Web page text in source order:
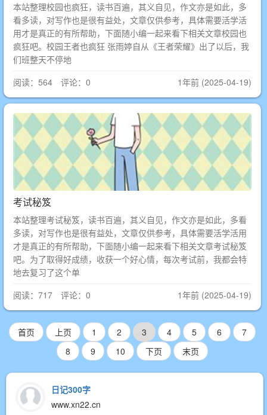
本站整理校园也疯狂，读书百遍，其义自见，作文亦是如此，多
看多读，对写作也是很有益处，文章仅供参考，具体需要活学活
用才是真正的有所帮助，下面随小编一起来看下相关文章校园也
疯狂吧。校园王者也疯狂 张雨婷自从《王者荣耀》出了以后，我
们班整天不停地
阅读：564 评论：0
1年前 (2025-04-19)
考试秘笈
本站整理考试秘笈，读书百遍，其义自见，作文亦是如此，多看
多读，对写作也是很有益处，文章仅供参考，具体需要活学活用
才是真正的有所帮助，下面随小编一起来看下相关文章考试秘笈
吧。为了取得好成绩，收获一个好心情，每次考试前，我都会特
地去复习了这个单
阅读：717 评论：0
1年前 (2025-04-19)
首页 上页 1 2 3 4 5 6
7
8
9 10 下页 末页
日记300字
www.xn22.cn